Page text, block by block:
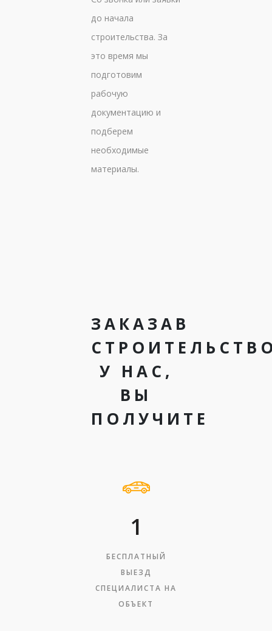
до начала
строительства. За
это время мы
подготовим
рабочую
документацию и
подберем
необходимые
материалы.
ЗАКАЗАВ
У НАС,
ВЫ
ПОЛУЧИТЕ
1
БЕСПЛАТНЫЙ
ВЫЕЗД
СПЕЦИАЛИСТА НА
ОБЪЕКТ